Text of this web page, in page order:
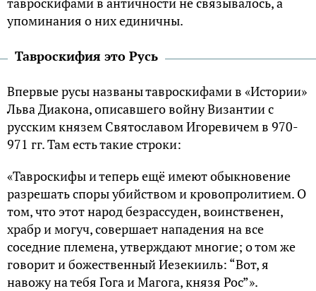
упоминания о них единичны.
Тавроскифия это Русь
Впервые русы названы тавроскифами в «Истории»
Льва Диакона, описавшего войну Византии с
русским князем Святославом Игоревичем в 970-
971 гг. Там есть такие строки:
«Тавроскифы и теперь ещё имеют обыкновение
разрешать споры убийством и кровопролитием. О
том, что этот народ безрассуден, воинственен,
храбр и могуч, совершает нападения на все
соседние племена, утверждают многие; о том же
говорит и божественный Иезекииль: “Вот, я
навожу на тебя Гога и Магога, князя Рос”».